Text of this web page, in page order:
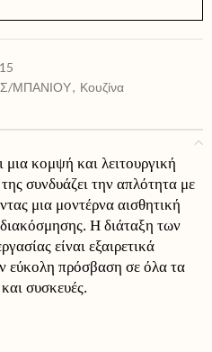
ΜΠΑΝΙΟΥ, Κουζίνα
μια κομψή και λειτουργική
συνδυάζει την απλότητα με
μια μοντέρνα αισθητική
Η διάταξη των
είναι εξαιρετικά
εύκολη πρόσβαση σε όλα τα
συσκευές.